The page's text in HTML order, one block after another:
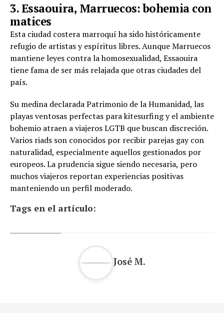
3. Essaouira, Marruecos: bohemia con
matices
Esta ciudad costera marroquí ha sido históricamente
refugio de artistas y espíritus libres. Aunque Marruecos
mantiene leyes contra la homosexualidad, Essaouira
tiene fama de ser más relajada que otras ciudades del
país.
Su medina declarada Patrimonio de la Humanidad, las
playas ventosas perfectas para kitesurfing y el ambiente
bohemio atraen a viajeros LGTB que buscan discreción.
Varios riads son conocidos por recibir parejas gay con
naturalidad, especialmente aquellos gestionados por
europeos. La prudencia sigue siendo necesaria, pero
muchos viajeros reportan experiencias positivas
manteniendo un perfil moderado.
Tags en el artículo:
José M.